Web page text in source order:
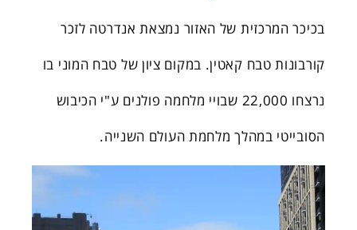
בכיכר המרכזית של האזור נמצאת אנדרטה לזכר
קורבונות טבח קאטין. במקום ציון של טבח המוני בו
נרצחו 22,000 שבויי מלחמה פולנים ע"י הכיבוש
הסובייטי במהלך מלחמת העולם השנייה.